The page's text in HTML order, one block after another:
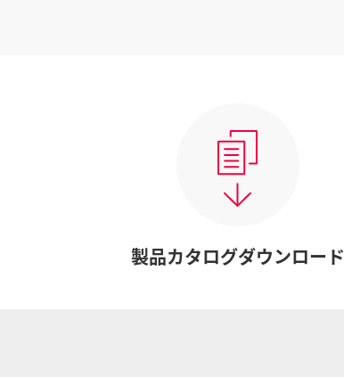
製品カタログダウンロード